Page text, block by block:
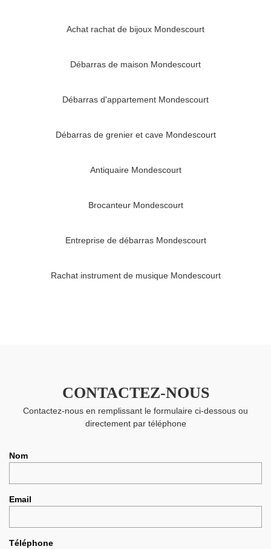
Achat rachat de bijoux Mondescourt
Débarras de maison Mondescourt
Débarras d'appartement Mondescourt
Débarras de grenier et cave Mondescourt
Antiquaire Mondescourt
Brocanteur Mondescourt
Entreprise de débarras Mondescourt
Rachat instrument de musique Mondescourt
CONTACTEZ-NOUS
Contactez-nous en remplissant le formulaire ci-dessous ou
directement par téléphone
Nom
Email
Téléphone